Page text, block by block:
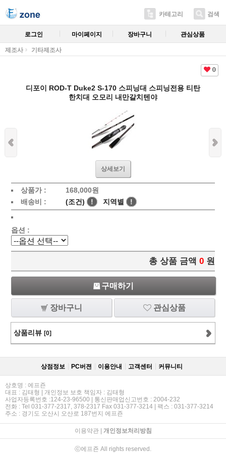
카테고리 검색
로그인 마이페이지 장바구니 관심상품
제조사 기타제조사
0
디포이 ROD-T Duke2 S-170 스피닝대 스피닝전용 티탄
한치대 오모리 내만갈치텐야
상세보기
상품가 : 168,000원
배송비 :
(조건) ! 지역별 !
옵션 :
총 상품 금액 0 원
구매하기
장바구니 관심상품
상품리뷰 [0]
상점정보 PC버젼 이용안내 고객센터 커뮤니티
상호명 : 에프죤
대표 : 김태형 | 개인정보 보호 책임자 : 김태형
사업자등록번호 :124-23-96500 | 통신판매업신고번호 : 2004-232
전화 : Tel 031-377-2317, 378-2317 Fax 031-377-3214 | 팩스 : 031-377-3214
주소 : 경기도 오산시 오산로 187번지 에프죤
이용약관| 개인정보처리방침
ⓒ에프죤 All rights reserved.